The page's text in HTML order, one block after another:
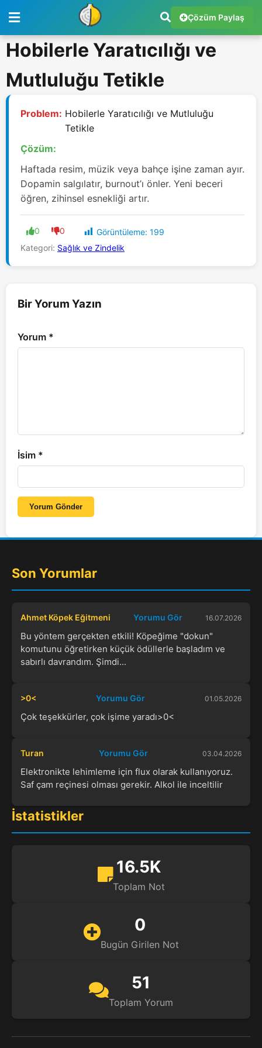
Çözüm Paylaş
Hobilerle Yaratıcılığı ve
Mutluluğu Tetikle
Problem: Hobilerle Yaratıcılığı ve Mutluluğu
Tetikle
Çözüm:
Haftada resim, müzik veya bahçe işine zaman ayır.
Dopamin salgılatır, burnout’ı önler. Yeni beceri
öğren, zihinsel esnekliği artır.
0 0 Görüntüleme: 199
Kategori: Sağlık ve Zindelik
Bir Yorum Yazın
Yorum *
İsim *
Yorum Gönder
Son Yorumlar
Ahmet Köpek Eğitmeni Yorumu Gör 16.07.2026
Bu yöntem gerçekten etkili! Köpeğime "dokun"
komutunu öğretirken küçük ödüllerle başladım ve
sabırlı davrandım. Şimdi...
>0< Yorumu Gör 01.05.2026
Çok teşekkürler, çok işime yaradı>0<
Turan Yorumu Gör 03.04.2026
Elektronikte lehimleme için flux olarak kullanıyoruz.
Saf çam reçinesi olması gerekir. Alkol ile inceltilir
İstatistikler
16.5K
Toplam Not
0
Bugün Girilen Not
51
Toplam Yorum